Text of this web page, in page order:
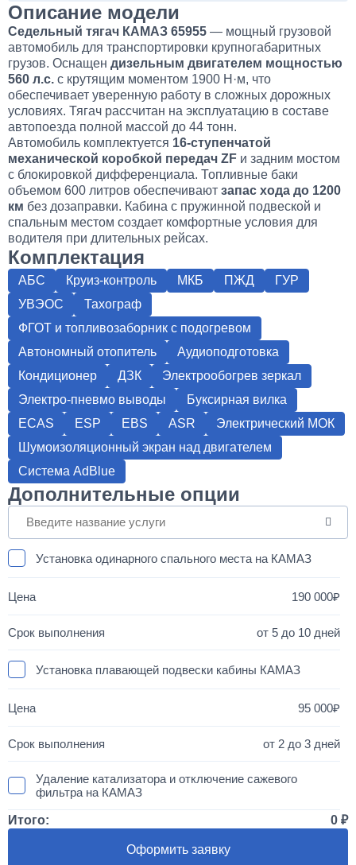
Описание модели
Седельный тягач КАМАЗ 65955 — мощный грузовой
автомобиль для транспортировки крупногабаритных
грузов. Оснащен дизельным двигателем мощностью
560 л.с. с крутящим моментом 1900 Н·м, что
обеспечивает уверенную работу в сложных дорожных
условиях. Тягач рассчитан на эксплуатацию в составе
автопоезда полной массой до 44 тонн.
Автомобиль комплектуется 16-ступенчатой
механической коробкой передач ZF и задним мостом
с блокировкой дифференциала. Топливные баки
объемом 600 литров обеспечивают запас хода до 1200
км без дозаправки. Кабина с пружинной подвеской и
спальным местом создает комфортные условия для
водителя при длительных рейсах.
Комплектация
АБС Круиз-контроль МКБ ПЖД
ГУР
УВЭОС
Тахограф
ФГОТ и топливозаборник с подогревом
Автономный отопитель
Аудиоподготовка
Кондиционер
ДЗК
Электрообогрев зеркал
Электро-пневмо выводы
Буксирная вилка
ECAS
ESP EBS ASR
Электрический МОК
Шумоизоляционный экран над двигателем
Система AdBlue
Дополнительные опции
Установка одинарного спального места на КАМАЗ
190 000
от 5 до 10 дней
Установка плавающей подвески кабины КАМАЗ
95 000
от 2 до 3 дней
Удаление катализатора и отключение сажевого
фильтра на КАМАЗ
50 000
Итого: 0
Оформить заявку